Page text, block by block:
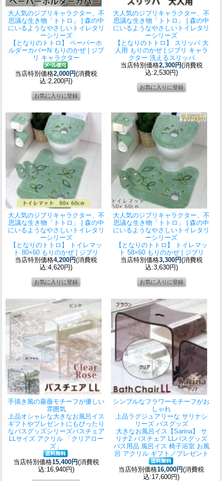
大人気のジブリキャラクター、不
思議な生き物「トトロ」 | 森の中
にいるようなやさしいトイレタリ
ーシリーズ
【となりのトトロ】 ペーパーホ
ルダーカバーN もりのかぜ | ジブ
リ キャラクター
当店特別価格2,000円(消費税
込:2,200円)
大人気のジブリキャラクター、不
思議な生き物「トトロ」 | 森の中
にいるようなやさしいトイレタリ
ーシリーズ
【となりのトトロ】 スリッパ 大
人用 もりのかぜ | ジブリ キャラ
クター 洗えるスリッパ
当店特別価格2,300円(消費税
込:2,530円)
大人気のジブリキャラクター、不
思議な生き物「トトロ」 | 森の中
にいるようなやさしいトイレタリ
ーシリーズ
【となりのトトロ】 トイレマッ
ト 80×60 もりのかぜ | ジブリ
当店特別価格4,200円(消費税
込:4,620円)
大人気のジブリキャラクター、不
思議な生き物「トトロ」 | 森の中
にいるようなやさしいトイレタリ
ーシリーズ
【となりのトトロ】 トイレマッ
ト 58×60 もりのかぜ | ジブリ
当店特別価格3,300円(消費税
込:3,630円)
手描き風の薔薇モチーフが優しい
雰囲気
上品オシャレな大きなお風呂イス
ギフトやプレゼントにもぴったり
なバスグッズシリーズバスチェア
LLサイズ アクリル 「クリアロー
ズ」
当店特別価格15,400円(消費税
込:16,940円)
シンプルなフラワーモチーフがお
しゃれ
上品ラグジュアリーな サリナシ
リーズ バスグッズ
大きなお風呂イス
【Sarina】 サ
リナ2 バスチェア LLバスグッズ
バス用品 風呂イス 椅子浴室 お風
呂 アクリル ギフト／プレゼント
当店特別価格16,000円(消費税
込:17,600円)